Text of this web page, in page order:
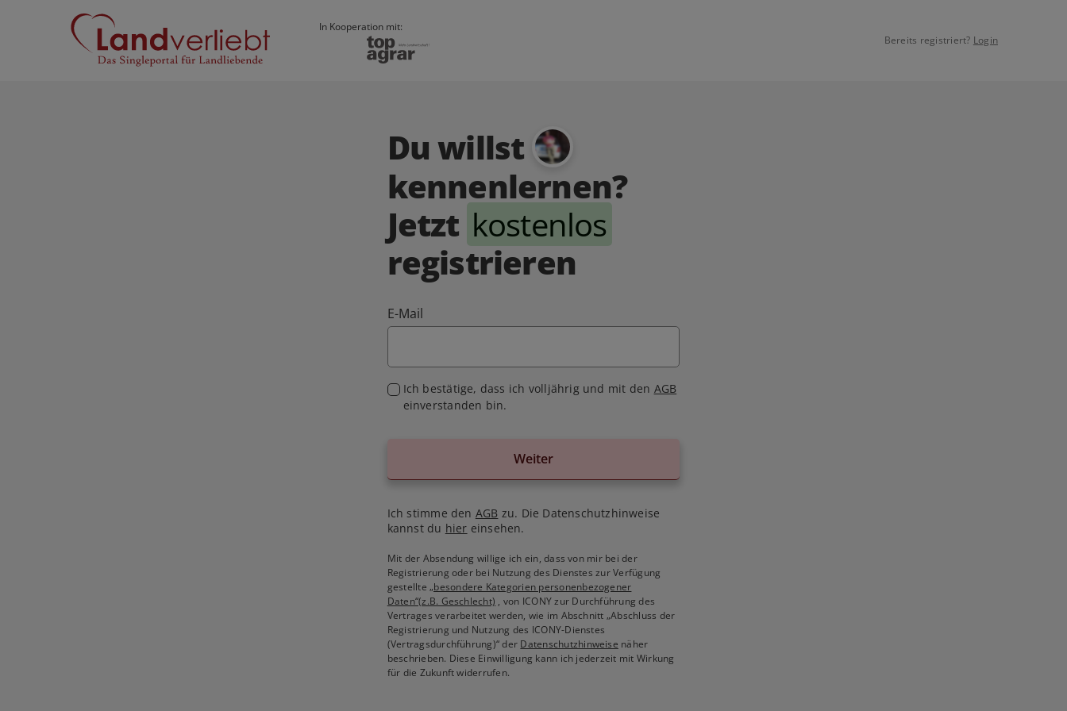
In Kooperation mit:
Bereits registriert? Login
Du willst
kennenlernen?
Jetzt kostenlos
registrieren
E-Mail
Ich bestätige, dass ich volljährig und mit den AGB
einverstanden bin.
Weiter
Ich stimme den AGB zu. Die Datenschutzhinweise
kannst du hier einsehen.
Mit der Absendung willige ich ein, dass von mir bei der
Registrierung oder bei Nutzung des Dienstes zur Verfügung
gestellte„besondere Kategorien personenbezogener
Daten“(z.B. Geschlecht) , von ICONY zur Durchführung des
Vertrages verarbeitet werden, wie im Abschnitt „Abschluss der
Registrierung und Nutzung des ICONY-Dienstes
(Vertragsdurchführung)“ der Datenschutzhinweise näher
beschrieben. Diese Einwilligung kann ich jederzeit mit Wirkung
für die Zukunft widerrufen.